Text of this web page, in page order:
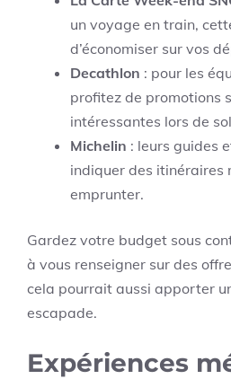
un voyage en train,
d’économiser sur vos
Decathlon : pour les
profitez de promotions
intéressantes lors de
Michelin : leurs guides
indiquer des itinéraires
emprunter.
Gardez votre budget sous
à vous renseigner sur des
cela pourrait aussi apporter
escapade.
Expériences